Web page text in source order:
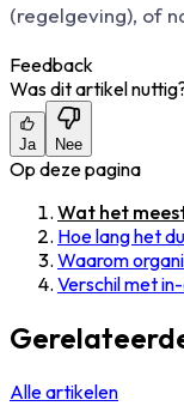
(regelgeving), of
Feedback
Was dit artikel
Ja Nee
Op deze pagina
Wat het
Hoe lang het
Waarom
Verschil met
Alle artikelen